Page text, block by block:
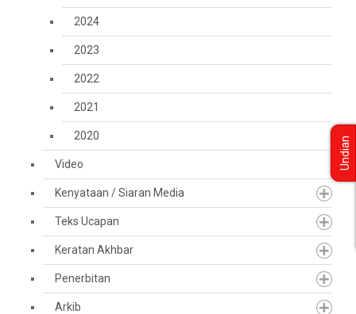
2024
2023
2022
2021
2020
Video
Kenyataan / Siaran Media
Teks Ucapan
Keratan Akhbar
Penerbitan
Arkib
Undian